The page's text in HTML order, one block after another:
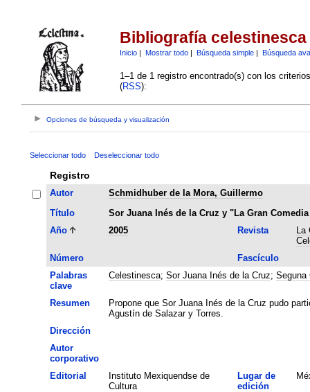
Bibliografía celestinesca
Inicio| Mostrar todo| Búsqueda simple| Búsqueda
1–1 de 1 registro encontrado(s) con los
(RSS):
Opciones de búsqueda y visualización
Seleccionar todo Deseleccionar todo
Registro
Autor
Schmidhuber de la Mora, Guillermo
Título
Sor Juana Inés de la Cruz y "La Gran
Año
2005 Revista
Número
Fascículo
Palabras
clave
Celestinesca; Sor Juana Inés de la Cruz; Seguna
Resumen
Propone que Sor Juana Inés de la Cruz pudo
Agustín de Salazar y Torres.
Dirección
Autor
corporativo
Editorial
Instituto Mexiquendse de
Cultura
Lugar de
edición